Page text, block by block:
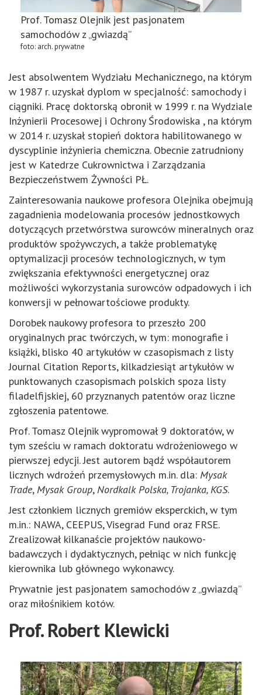
Prof. Tomasz Olejnik jest pasjonatem
samochodów z „gwiazdą”
foto: arch. prywatne
Jest absolwentem Wydziału Mechanicznego, na którym
w 1987 r. uzyskał dyplom w specjalność: samochody i
ciągniki. Pracę doktorską obronił w 1999 r. na Wydziale
Inżynierii Procesowej i Ochrony Środowiska , na którym
w 2014 r. uzyskał stopień doktora habilitowanego w
dyscyplinie inżynieria chemiczna. Obecnie zatrudniony
jest w Katedrze Cukrownictwa i Zarządzania
Bezpieczeństwem Żywności PŁ.
Zainteresowania naukowe profesora Olejnika obejmują
zagadnienia modelowania procesów jednostkowych
dotyczących przetwórstwa surowców mineralnych oraz
produktów spożywczych, a także problematykę
optymalizacji procesów technologicznych, w tym
zwiększania efektywności energetycznej oraz
możliwości wykorzystania surowców odpadowych i ich
konwersji w pełnowartościowe produkty.
Dorobek naukowy profesora to przeszło 200
oryginalnych prac twórczych, w tym: monografie i
książki, blisko 40 artykułów w czasopismach z listy
Journal Citation Reports, kilkadziesiąt artykułów w
punktowanych czasopismach polskich spoza listy
filadelfijskiej, 60 przyznanych patentów oraz liczne
zgłoszenia patentowe.
Prof. Tomasz Olejnik wypromował 9 doktoratów, w
tym sześciu w ramach doktoratu wdrożeniowego w
pierwszej edycji. Jest autorem bądź współautorem
licznych wdrożeń przemysłowych m.in. dla: Mysak
Trade,Mysak Group,Nordkalk Polska, Trojanka, KGS.
Jest członkiem licznych gremiów eksperckich, w tym
m.in.: NAWA, CEEPUS, Visegrad Fund oraz FRSE.
Zrealizował kilkanaście projektów naukowo-
badawczych i dydaktycznych, pełniąc w nich funkcję
kierownika lub głównego wykonawcy.
Prywatnie jest pasjonatem samochodów z „gwiazdą”
oraz miłośnikiem kotów.
Prof. Robert Klewicki